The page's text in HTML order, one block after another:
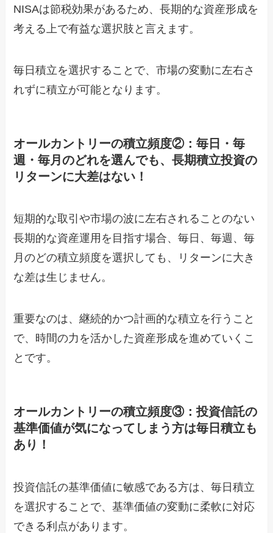
NISAは節税効果があるため、長期的な資産形成を
考える上で有益な選択肢と言えます。
毎日積立を選択することで、市場の変動に左右さ
れずに積立が可能となります。
オールカントリーの積立頻度②：毎日・毎
週・毎月のどれを選んでも、長期積立投資の
リターンに大差はない！
短期的な取引や市場の波に左右されることのない
長期的な資産運用を目指す場合、毎日、毎週、毎
月のどの積立頻度を選択しても、リターンに大き
な差は生じません。
重要なのは、継続的かつ計画的な積立を行うこと
で、時間の力を活かした資産形成を進めていくこ
とです。
オールカントリーの積立頻度③：投資信託の
基準価値が気になってしまう方は毎日積立も
あり！
投資信託の基準価値に敏感である方は、毎日積立
を選択することで、基準価値の変動に柔軟に対応
できる利点があります。